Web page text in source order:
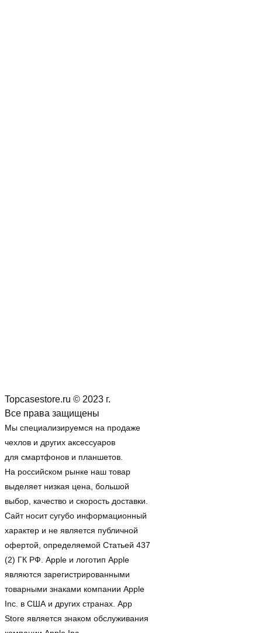
Topcasestore.ru © 2023 г.
Все права защищены
Мы специализируемся на продаже
чехлов и других аксессуаров
для смартфонов и планшетов.
На российском рынке наш товар
выделяет низкая цена, большой
выбор, качество и скорость доставки.
Сайт носит сугубо информационный
характер и не является публичной
офертой, определяемой Статьей 437
(2) ГК РФ. Apple и логотип Apple
являются зарегистрированными
товарными знаками компании Apple
Inc. в США и других странах. App
Store является знаком обслуживания